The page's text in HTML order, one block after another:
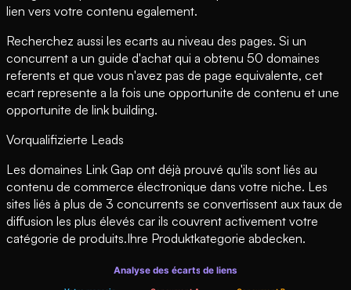
lien vers votre contenu egalement.
Recherchez aussi les ecarts au niveau des pages. Si un
concurrent a un guide d'achat qui a obtenu 50 domaines
referents et que vous n'avez pas de page equivalente, cet
ecart represente a la fois une opportunite de contenu et une
opportunite de link building.
Vorqualifizierte Leads
Les domaines Link Gap ont déjà prouvé qu'ils sont liés au
contenu de commerce électronique dans votre niche. Les
sites liés à plus de 3 concurrents se convertissent aux taux de
diffusion les plus élevés car ils couvrent activement votre
catégorie de produits.Ihre Produktkategorie abdecken.